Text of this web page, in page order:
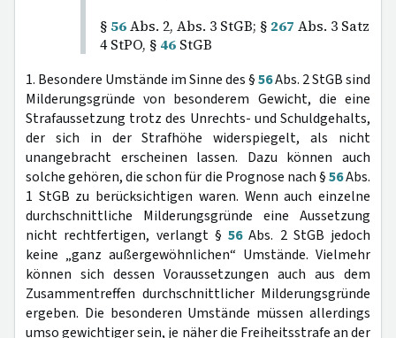
§ 56Abs. 2, Abs. 3 StGB; § 267 Abs. 3 Satz
4 StPO, § 46 StGB
1. Besondere Umstände im Sinne des §56Abs. 2 StGB sind
Milderungsgründe von besonderem Gewicht, die eine
Strafaussetzung trotz des Unrechts- und Schuldgehalts,
der sich in der Strafhöhe widerspiegelt, als nicht
unangebracht erscheinen lassen. Dazu können auch
solche gehören, die schon für die Prognose nach §56Abs.
1 StGB zu berücksichtigen waren. Wenn auch einzelne
durchschnittliche Milderungsgründe eine Aussetzung
nicht rechtfertigen, verlangt § 56Abs. 2 StGB jedoch
keine „ganz außergewöhnlichen“ Umstände. Vielmehr
können sich dessen Voraussetzungen auch aus dem
Zusammentreffen durchschnittlicher Milderungsgründe
ergeben. Die besonderen Umstände müssen allerdings
umso gewichtiger sein, je näher die Freiheitsstrafe an der